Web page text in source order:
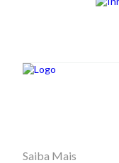
Saiba Mais